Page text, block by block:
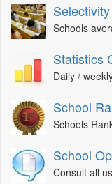
Schools
Statistics
Daily /
School
Schools
School
Consult all